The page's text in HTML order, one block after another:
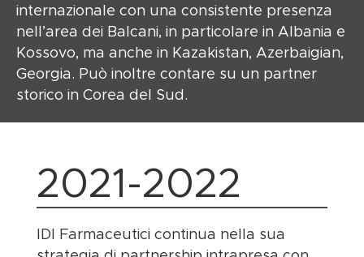
internazionale con una consistente presenza
nell’area dei Balcani, in particolare in Albania e
Kossovo, ma anche in Kazakistan, Azerbaigian,
Georgia. Può inoltre contare su un partner
storico in Corea del Sud.
2021-2022
IDI Farmaceutici continua nella sua